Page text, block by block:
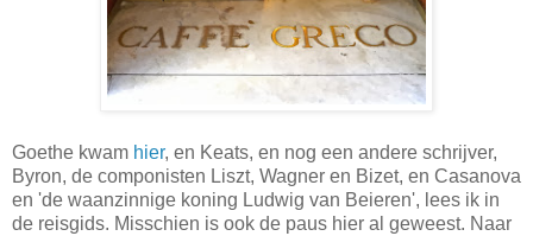
Goethe kwam hier, en Keats, en nog een andere schrijver,
Byron, de componisten Liszt, Wagner en Bizet, en Casanova
en 'de waanzinnige koning Ludwig van Beieren', lees ik in
de reisgids. Misschien is ook de paus hier al geweest. Naar